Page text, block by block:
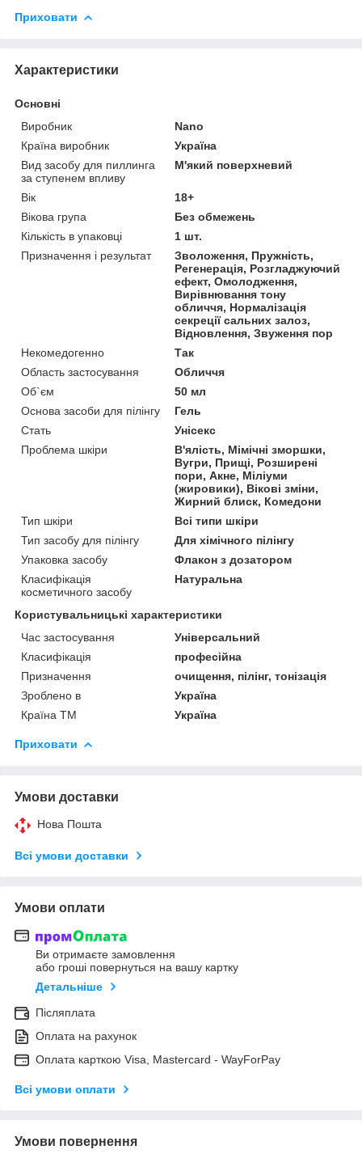
Приховати
Характеристики
Основні
Виробник
Nano
Країна виробник
Україна
Вид засобу для пиллинга
за ступенем впливу
М'який поверхневий
Вік
18+
Вікова група
Без обмежень
Кількість в упаковці
1 шт.
Призначення і результат
Зволоження, Пружність,
Регенерація, Розгладжуючий
ефект, Омолодження,
Вирівнювання тону
обличчя, Нормалізація
секреції сальних залоз,
Відновлення, Звуження пор
Некомедогенно
Так
Область застосування
Обличчя
Об`єм
50 мл
Основа засоби для пілінгу
Гель
Стать
Унісекс
Проблема шкіри
В'ялість, Мімічні зморшки,
Вугри, Прищі, Розширені
пори, Акне, Міліуми
(жировики), Вікові зміни,
Жирний блиск, Комедони
Тип шкіри
Всі типи шкіри
Тип засобу для пілінгу
Для хімічного пілінгу
Упаковка засобу
Флакон з дозатором
Класифікація
косметичного засобу
Натуральна
Користувальницькі характеристики
Час застосування
Універсальний
Класифікація
професійна
Призначення
очищення, пілінг, тонізація
Зроблено в
Україна
Країна ТМ
Україна
Приховати
Умови доставки
Нова Пошта
Всі умови доставки
Умови оплати
Ви отримаєте замовлення
або гроші повернуться на вашу картку
Детальніше
Післяплата
Оплата на рахунок
Оплата карткою Visa, Mastercard - WayForPay
Всі умови оплати
Умови повернення